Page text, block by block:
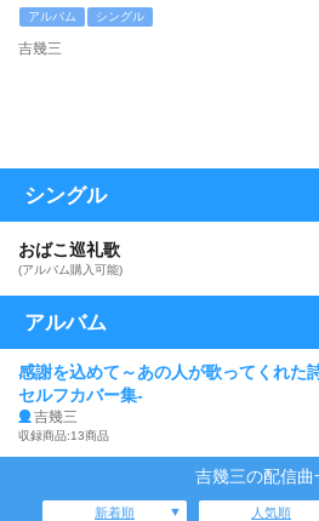
アルバム シングル
吉幾三
シングル
おばこ巡礼歌
(アルバム購入可能)
アルバム
感謝を込めて～あの人が歌ってくれた
セルフカバー集‐
吉幾三
収録商品:13商品
吉幾三の配信曲
新着順 人気順